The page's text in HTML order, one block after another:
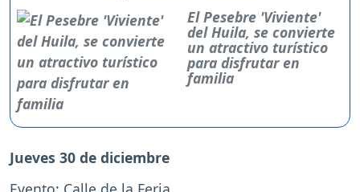
El Pesebre 'Viviente'
del Huila, se convierte
un atractivo turístico
para disfrutar en
familia
Jueves 30 de diciembre